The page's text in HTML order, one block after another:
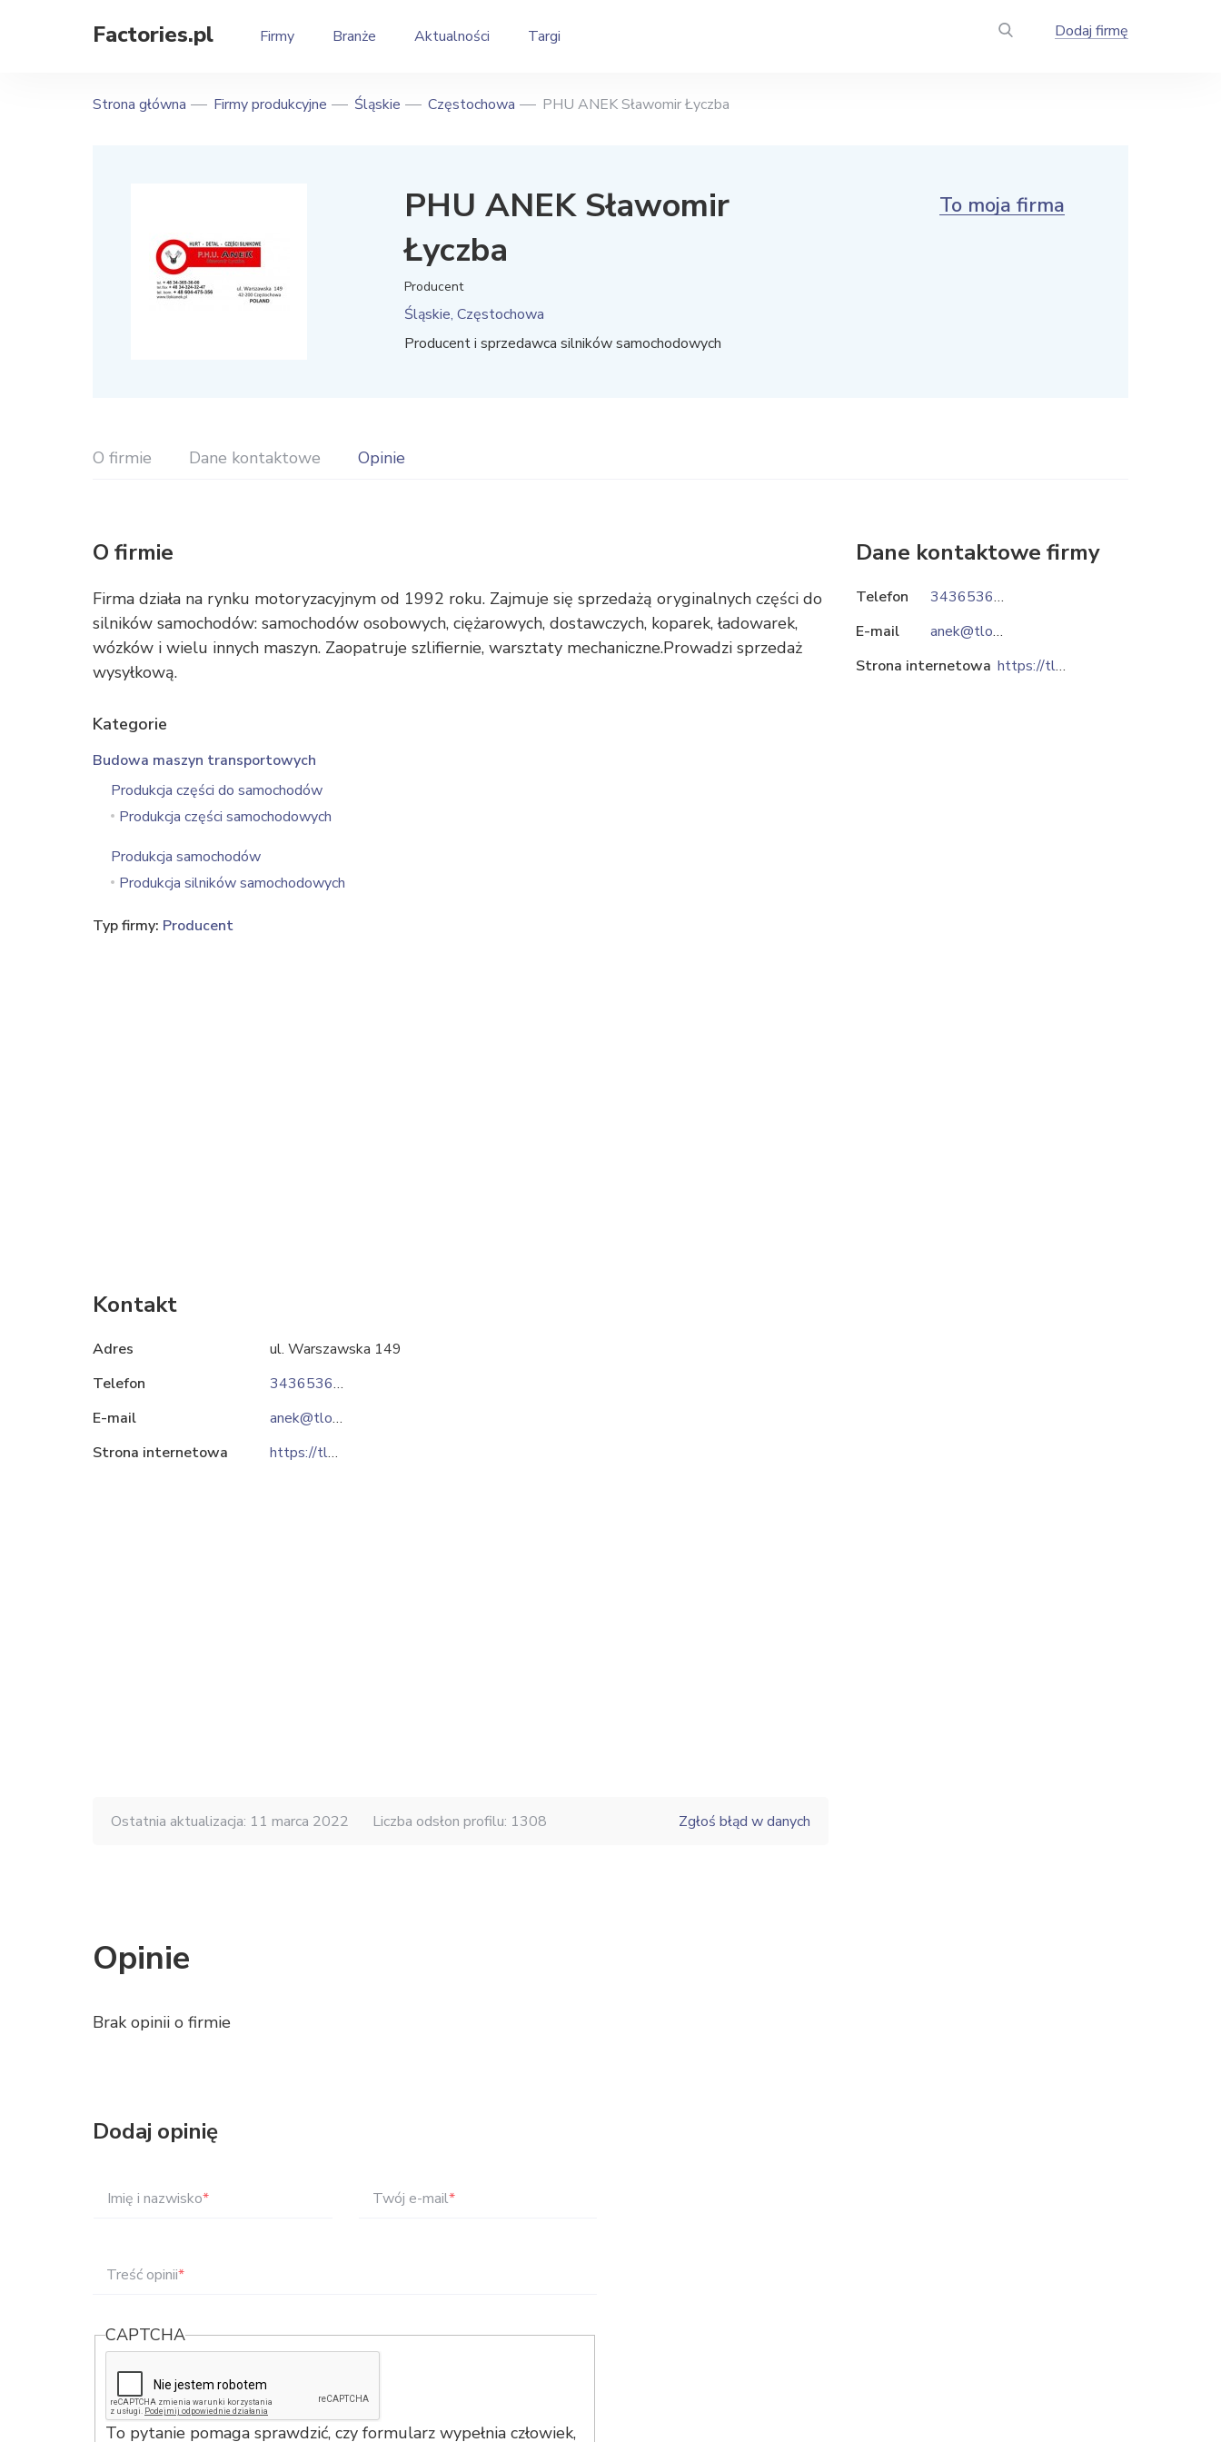
Factories.pl Firmy Branże Aktualności Targi Dodaj firmę
Strona główna Firmy produkcyjne Śląskie Częstochowa PHU ANEK Sławomir Łyczba
PHU ANEK Sławomir
Łyczba
Producent
Śląskie, Częstochowa
Producent i sprzedawca silników samochodowych
To moja firma
O firmie Dane kontaktowe Opinie
O firmie
Firma działa na rynku motoryzacyjnym od 1992 roku. Zajmuje się sprzedażą oryginalnych części do
silników samochodów: samochodów osobowych, ciężarowych, dostawczych, koparek, ładowarek,
wózków i wielu innych maszyn. Zaopatruje szlifiernie, warsztaty mechaniczne.Prowadzi sprzedaż
wysyłkową.
Kategorie
Budowa maszyn transportowych
Produkcja części do samochodów
Produkcja części samochodowych
Produkcja samochodów
Produkcja silników samochodowych
Typ firmy: Producent
Kontakt
Adres
ul. Warszawska 149
Telefon
343653600
E-mail
anek@tlokianek.pl
Strona internetowa
https://tlokianek.pl
Ostatnia aktualizacja: 11 marca 2022 Liczba odsłon profilu: 1308 Zgłoś błąd w danych
Opinie
Brak opinii o firmie
Dodaj opinię
Imię i nazwisko* Twój e-mail*
Treść opinii*
CAPTCHA
To pytanie pomaga sprawdzić, czy formularz wypełnia człowiek,
Dane kontaktowe firmy
Telefon
343653600
E-mail
anek@tlokianek.pl
Strona internetowa
https://tlokianek.pl